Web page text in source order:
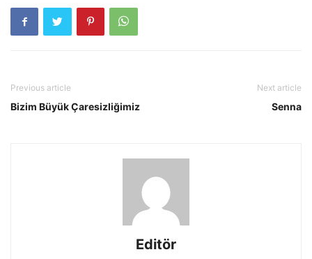
Previous article
Bizim Büyük Çaresizliğimiz
Next article
Senna
Editör